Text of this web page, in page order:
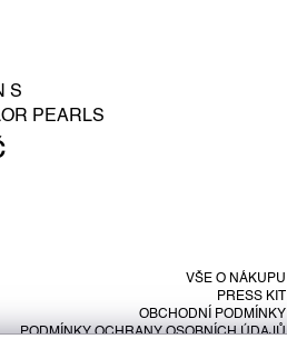
S
PEARLS
VŠE O NÁKUPU
PRESS KIT
OBCHODNÍ PODMÍNKY
PODMÍNKY OCHRANY OSOBNÍCH ÚDAJŮ